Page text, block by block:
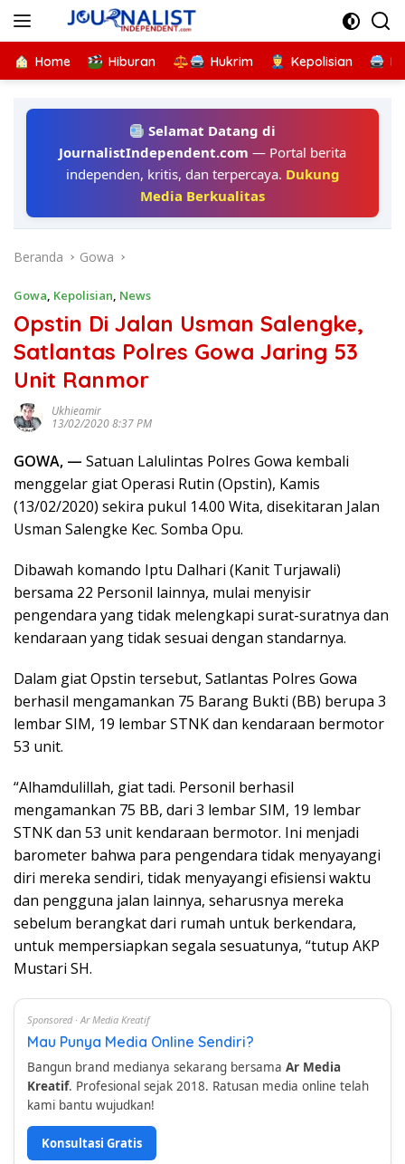
Home Hiburan Hukrim Kepolisian
Selamat Datang di
JournalistIndependent.com — Portal berita
independen, kritis, dan terpercaya. Dukung
Media Berkualitas
Beranda Gowa
Gowa, Kepolisian, News
Opstin Di Jalan Usman Salengke,
Satlantas Polres Gowa Jaring 53
Unit Ranmor
Ukhieamir
13/02/2020 8:37 PM
GOWA, — Satuan Lalulintas Polres Gowa kembali
menggelar giat Operasi Rutin (Opstin), Kamis
(13/02/2020) sekira pukul 14.00 Wita, disekitaran Jalan
Usman Salengke Kec. Somba Opu.
Dibawah komando Iptu Dalhari (Kanit Turjawali)
bersama 22 Personil lainnya, mulai menyisir
pengendara yang tidak melengkapi surat-suratnya dan
kendaraan yang tidak sesuai dengan standarnya.
Dalam giat Opstin tersebut, Satlantas Polres Gowa
berhasil mengamankan 75 Barang Bukti (BB) berupa 3
lembar SIM, 19 lembar STNK dan kendaraan bermotor
53 unit.
“Alhamdulillah, giat tadi. Personil berhasil
mengamankan 75 BB, dari 3 lembar SIM, 19 lembar
STNK dan 53 unit kendaraan bermotor. Ini menjadi
barometer bahwa para pengendara tidak menyayangi
diri mereka sendiri, tidak menyayangi efisiensi waktu
dan pengguna jalan lainnya, seharusnya mereka
sebelum berangkat dari rumah untuk berkendara,
untuk mempersiapkan segala sesuatunya, “tutup AKP
Mustari SH.
Sponsored · Ar Media Kreatif
Mau Punya Media Online Sendiri?
Bangun brand medianya sekarang bersama Ar Media
Kreatif. Profesional sejak 2018. Ratusan media online telah
kami bantu wujudkan!
Konsultasi Gratis